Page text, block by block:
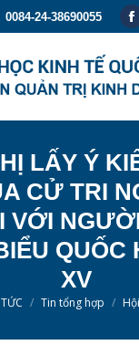
0084-24-38690055
LẤY Ý
CỬ TRI
VỚI
QUỐC
XV
Tin tổng hợp